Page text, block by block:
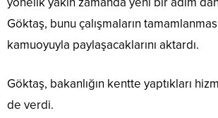
Göktaş, bunu çalışmaların
kamuoyuyla paylaşacaklarını aktardı.
Göktaş, bakanlığın kentte yaptıkları
de verdi.